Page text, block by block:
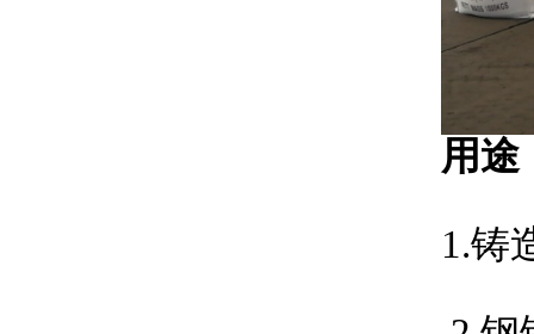
用途
1.铸